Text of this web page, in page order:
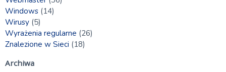
Windows (14)
Wirusy (5)
Wyrażenia regularne (26)
Znalezione w Sieci (18)
Archiwa